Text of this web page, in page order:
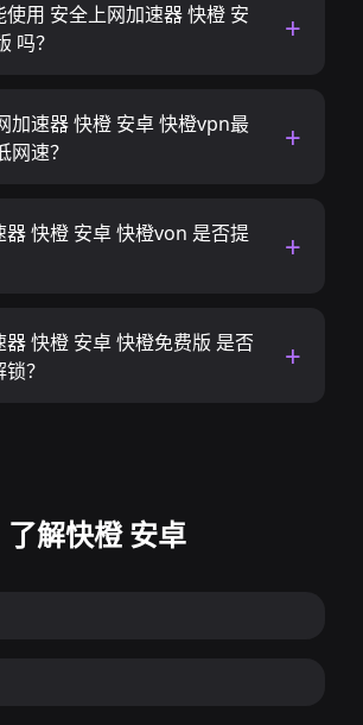
用 安全上网加速器 快橙 安
吗？
加速器 快橙 安卓 快橙vpn最
网速？
器 快橙 安卓 快橙von 是否提
器 快橙 安卓 快橙免费版 是否
？
了解快橙 安卓